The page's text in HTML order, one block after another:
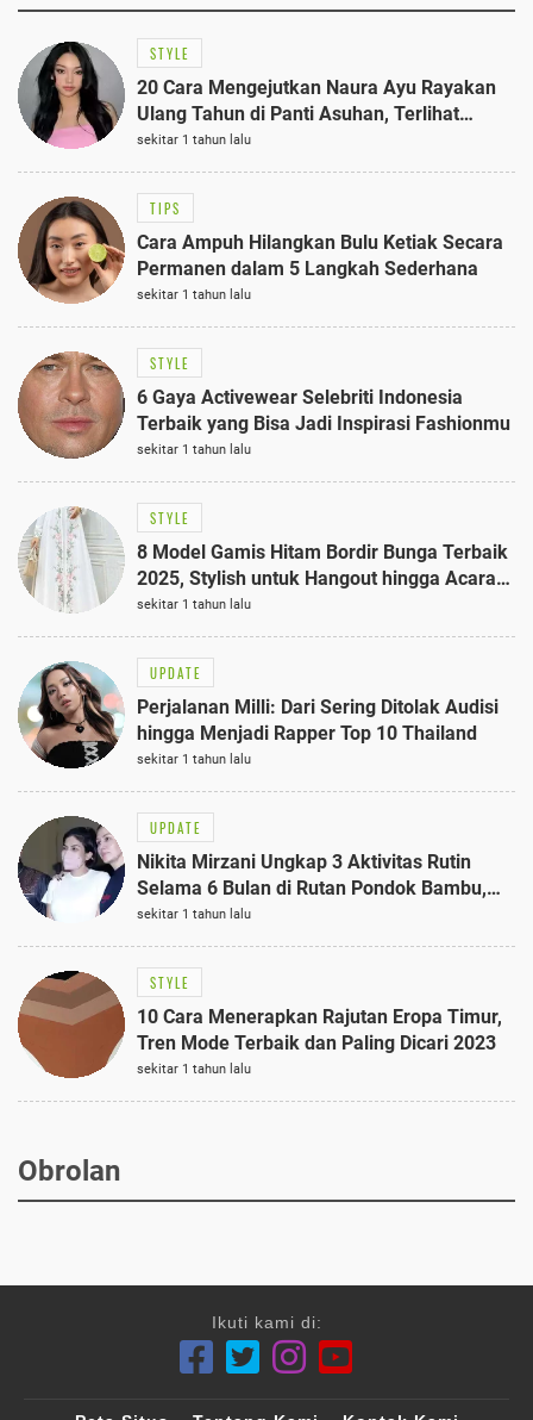
STYLE
20 Cara Mengejutkan Naura Ayu Rayakan
Ulang Tahun di Panti Asuhan, Terlihat
Anggun dengan Kaftan Cokelat
sekitar 1 tahun lalu
TIPS
Cara Ampuh Hilangkan Bulu Ketiak Secara
Permanen dalam 5 Langkah Sederhana
sekitar 1 tahun lalu
STYLE
6 Gaya Activewear Selebriti Indonesia
Terbaik yang Bisa Jadi Inspirasi Fashionmu
sekitar 1 tahun lalu
STYLE
8 Model Gamis Hitam Bordir Bunga Terbaik
2025, Stylish untuk Hangout hingga Acara
Semi-Formal
sekitar 1 tahun lalu
UPDATE
Perjalanan Milli: Dari Sering Ditolak Audisi
hingga Menjadi Rapper Top 10 Thailand
sekitar 1 tahun lalu
UPDATE
Nikita Mirzani Ungkap 3 Aktivitas Rutin
Selama 6 Bulan di Rutan Pondok Bambu,
Terungkap!
sekitar 1 tahun lalu
STYLE
10 Cara Menerapkan Rajutan Eropa Timur,
Tren Mode Terbaik dan Paling Dicari 2023
sekitar 1 tahun lalu
Obrolan
Ikuti kami di: